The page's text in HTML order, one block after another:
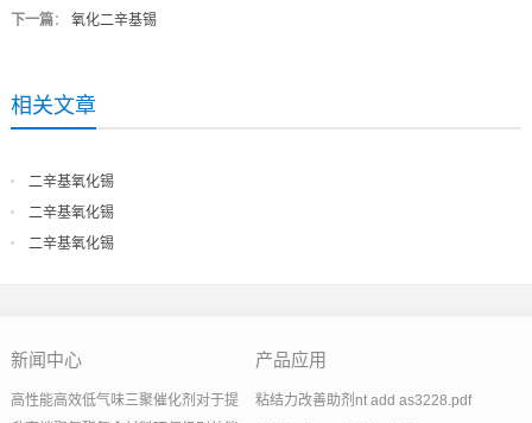
下一篇： 氧化二辛基锡
相关文章
二辛基氧化锡
二辛基氧化锡
二辛基氧化锡
新闻中心
高性能高效低气味三聚催化剂对于提
产品应用
粘结力改善助剂nt add as3228.pdf